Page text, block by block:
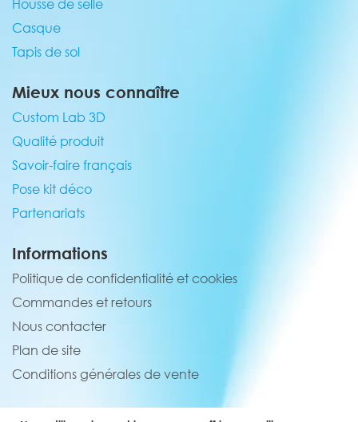
Housse de selle
Casque
Tapis de sol
Mieux nous connaître
Custom Lab 3D
Qualité produit
Savoir-faire français
Pose kit déco
Partenariats
Informations
Politique de confidentialité et cookies
Commandes et retours
Nous contacter
Plan de site
Conditions générales de vente
Service client